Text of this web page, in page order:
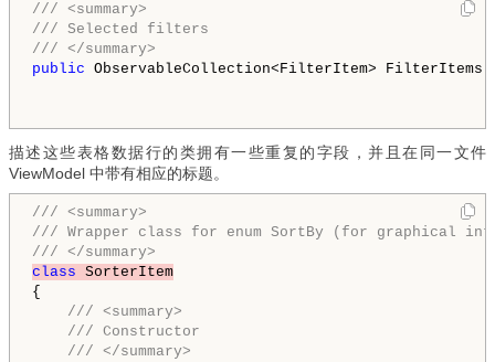
/// <summary>
/// Selected filters
/// </summary>
public ObservableCollection<FilterItem>
描述这些表格数据行的类拥有一些重复的字段，并且在同一文件
ViewModel 中带有相应的标题。
/// <summary>
/// Wrapper class for enum SortBy (for graphical
/// </summary>
class SorterItem
{
/// <summary>
/// Constructor
/// </summary>